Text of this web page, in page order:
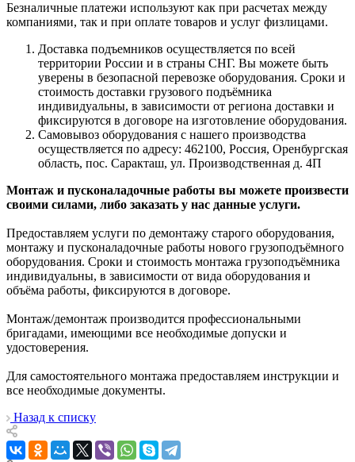
Безналичные платежи используют как при расчетах между
компаниями, так и при оплате товаров и услуг физлицами.
Доставка подъемников осуществляется по всей
территории России и в страны СНГ. Вы можете быть
уверены в безопасной перевозке оборудования. Сроки и
стоимость доставки грузового подъёмника
индивидуальны, в зависимости от региона доставки и
фиксируются в договоре на изготовление оборудования.
Самовывоз оборудования с нашего производства
осуществляется по адресу: 462100, Россия, Оренбургская
область, пос. Саракташ, ул. Производственная д. 4П
Монтаж и пусконаладочные работы вы можете произвести
своими силами, либо заказать у нас данные услуги.
Предоставляем услуги по демонтажу старого оборудования,
монтажу и пусконаладочные работы нового грузоподъёмного
оборудования. Сроки и стоимость монтажа грузоподъёмника
индивидуальны, в зависимости от вида оборудования и
объёма работы, фиксируются в договоре.
Монтаж/демонтаж производится профессиональными
бригадами, имеющими все необходимые допуски и
удостоверения.
Для самостоятельного монтажа предоставляем инструкции и
все необходимые документы.
Назад к списку